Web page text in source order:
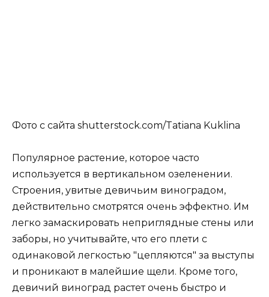
Фото с сайта shutterstock.com/Tatiana Kuklina
Популярное растение, которое часто
используется в вертикальном озеленении.
Строения, увитые девичьим виноградом,
действительно смотрятся очень эффектно. Им
легко замаскировать неприглядные стены или
заборы, но учитывайте, что его плети с
одинаковой легкостью "цепляются" за выступы
и проникают в малейшие щели. Кроме того,
девичий виноград растет очень быстро и